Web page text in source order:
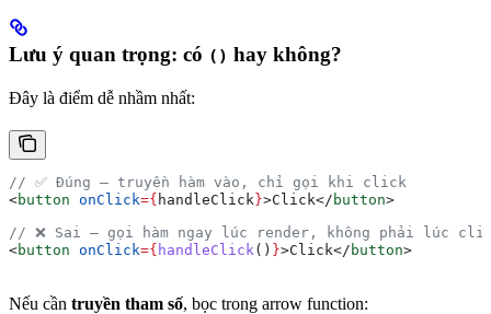
Lưu ý quan trọng: có () hay không?
Đây là điểm dễ nhầm nhất:
// ✅ Đúng — truyền hàm vào, chỉ gọi khi click
<button onClick={ handleClick}>Click</ button>
// ❌ Sai — gọi hàm ngay lúc render, không phải lúc
<button onClick={ handleClick () }>Click</ button>
Nếu cần truyền tham số, bọc trong arrow function: